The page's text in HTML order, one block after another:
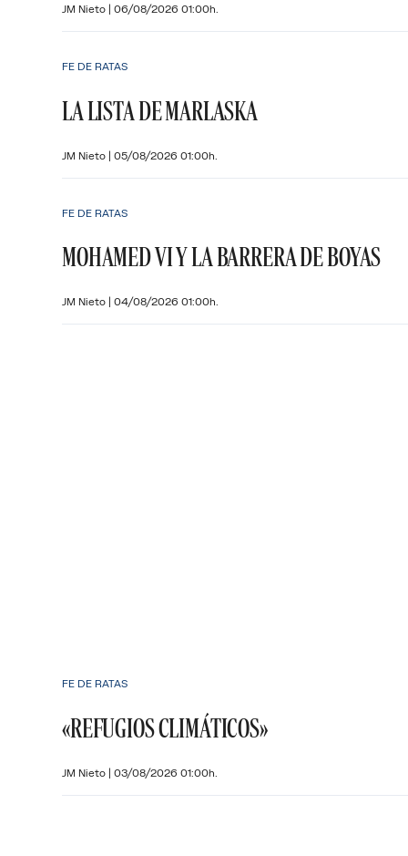
JM Nieto | 06/08/2026 01:00h.
FE DE RATAS
LA LISTA DE MARLASKA
JM Nieto | 05/08/2026 01:00h.
FE DE RATAS
MOHAMED VI Y LA BARRERA DE BOYAS
JM Nieto | 04/08/2026 01:00h.
FE DE RATAS
«REFUGIOS CLIMÁTICOS»
JM Nieto | 03/08/2026 01:00h.